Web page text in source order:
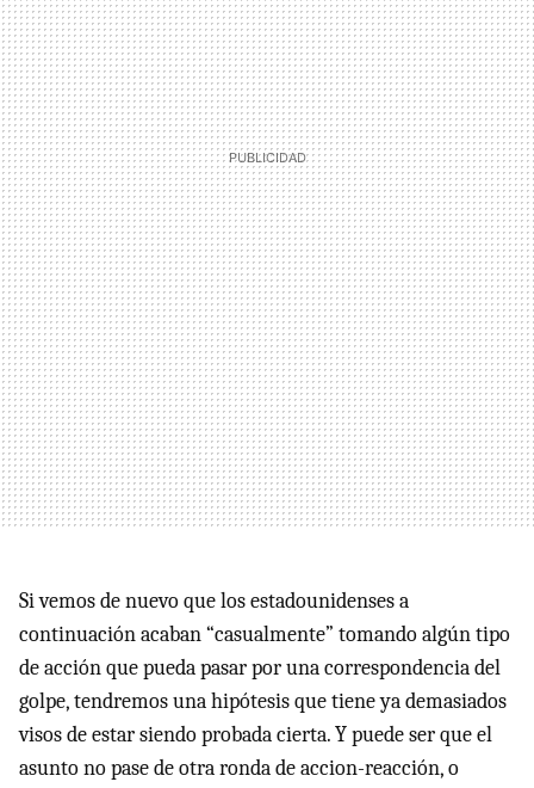
Si vemos de nuevo que los estadounidenses a
continuación acaban “casualmente” tomando algún tipo
de acción que pueda pasar por una correspondencia del
golpe, tendremos una hipótesis que tiene ya demasiados
visos de estar siendo probada cierta. Y puede ser que el
asunto no pase de otra ronda de accion-reacción, o